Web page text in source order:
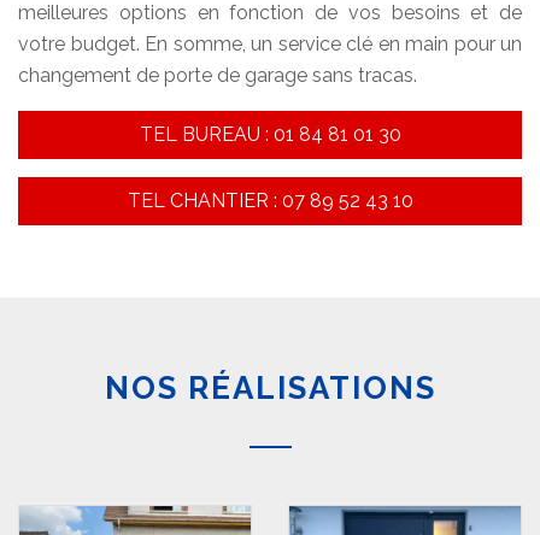
meilleures options en fonction de vos besoins et de
votre budget. En somme, un service clé en main pour un
changement de porte de garage sans tracas.
TEL BUREAU : 01 84 81 01 30
TEL CHANTIER : 07 89 52 43 10
NOS RÉALISATIONS